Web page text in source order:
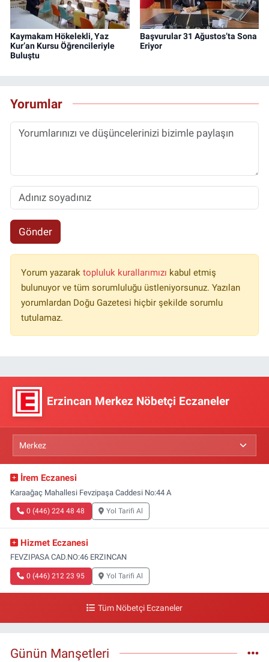
Kaymakam Hökelekli, Yaz
Kur’an Kursu Öğrencileriyle
Buluştu
Başvurular 31 Ağustos’ta Sona
Eriyor
Yorumlar
Gönder
Yorum yazarak topluluk kurallarımızı kabul etmiş
bulunuyor ve tüm sorumluluğu üstleniyorsunuz. Yazılan
yorumlardan Doğu Gazetesi hiçbir şekilde sorumlu
tutulamaz.
Erzincan Merkez Nöbetçi Eczaneler
İrem Eczanesi
Karaağaç Mahallesi Fevzipaşa Caddesi No:44 A
0 (446) 224 48 48 Yol Tarifi Al
Hizmet Eczanesi
FEVZIPASA CAD.NO:46 ERZINCAN
0 (446) 212 23 95 Yol Tarifi Al
Tüm Nöbetçi Eczaneler
Günün Manşetleri